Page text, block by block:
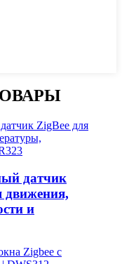
датчик
движения,
и